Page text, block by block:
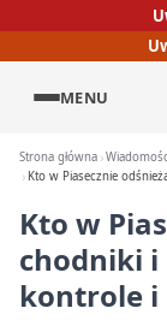
MENU
Strona główna
Kto w Piasecznie
Kto w
chodniki i
kontrole i